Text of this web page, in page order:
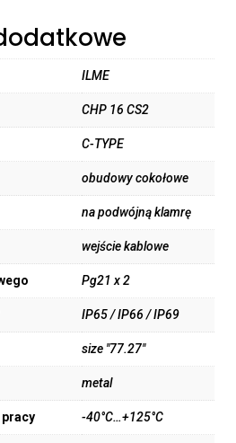
ILME
CHP 16 CS2
C-TYPE
obudowy cokołowe
na podwójną klamrę
wejście kablowe
Pg21 x 2
IP65 / IP66 / IP69
size "77.27"
metal
-40°C…+125°C